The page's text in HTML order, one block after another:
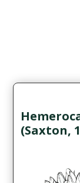
(Saxton,